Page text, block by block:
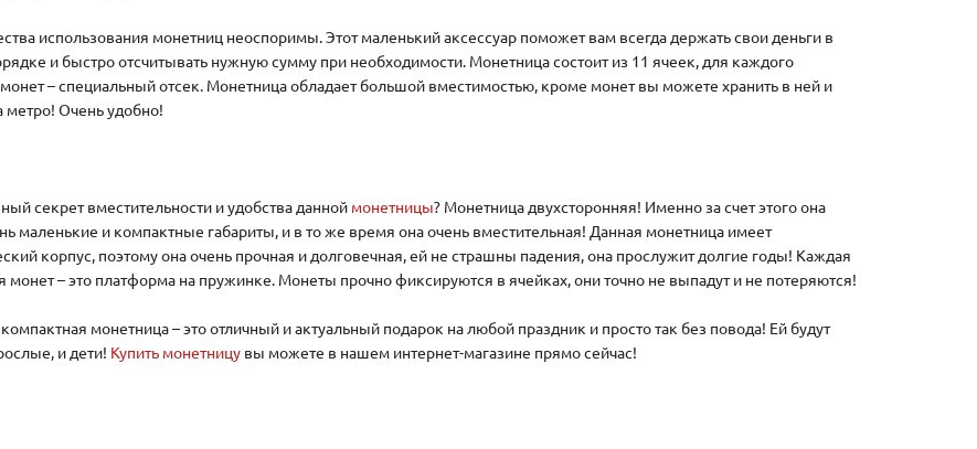
использования монетниц неоспоримы. Этот маленький аксессуар поможет вам всегда держать свои деньги в
и быстро отсчитывать нужную сумму при необходимости. Монетница состоит из 11 ячеек, для каждого
– специальный отсек. Монетница обладает большой вместимостью, кроме монет вы можете хранить в ней и
Очень удобно!
секрет вместительности и удобства данной монетницы? Монетница двухсторонняя! Именно за счет этого она
маленькие и компактные габариты, и в то же время она очень вместительная! Данная монетница имеет
корпус, поэтому она очень прочная и долговечная, ей не страшны падения, она прослужит долгие годы! Каждая
монет – это платформа на пружинке. Монеты прочно фиксируются в ячейках, они точно не выпадут и не потеряются!
монетница – это отличный и актуальный подарок на любой праздник и просто так без повода! Ей будут
и дети! Купить монетницу вы можете в нашем интернет-магазине прямо сейчас!